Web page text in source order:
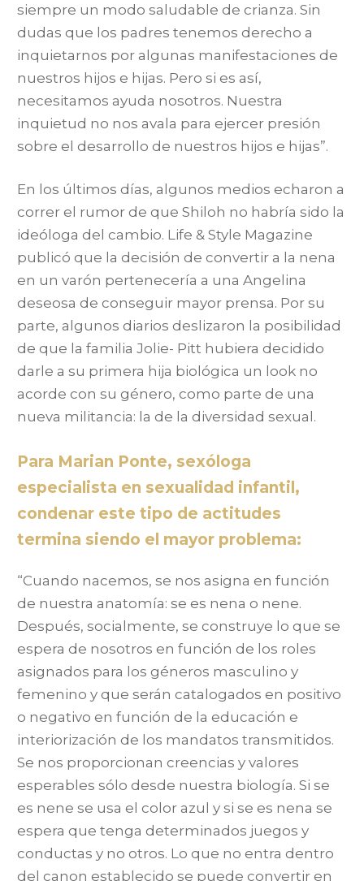
siempre un modo saludable de crianza. Sin
dudas que los padres tenemos derecho a
inquietarnos por algunas manifestaciones de
nuestros hijos e hijas. Pero si es así,
necesitamos ayuda nosotros. Nuestra
inquietud no nos avala para ejercer presión
sobre el desarrollo de nuestros hijos e hijas”.
En los últimos días, algunos medios echaron a
correr el rumor de que Shiloh no habría sido la
ideóloga del cambio. Life & Style Magazine
publicó que la decisión de convertir a la nena
en un varón pertenecería a una Angelina
deseosa de conseguir mayor prensa. Por su
parte, algunos diarios deslizaron la posibilidad
de que la familia Jolie- Pitt hubiera decidido
darle a su primera hija biológica un look no
acorde con su género, como parte de una
nueva militancia: la de la diversidad sexual.
Para Marian Ponte, sexóloga
especialista en sexualidad infantil,
condenar este tipo de actitudes
termina siendo el mayor problema:
“Cuando nacemos, se nos asigna en función
de nuestra anatomía: se es nena o nene.
Después, socialmente, se construye lo que se
espera de nosotros en función de los roles
asignados para los géneros masculino y
femenino y que serán catalogados en positivo
o negativo en función de la educación e
interiorización de los mandatos transmitidos.
Se nos proporcionan creencias y valores
esperables sólo desde nuestra biología. Si se
es nene se usa el color azul y si se es nena se
espera que tenga determinados juegos y
conductas y no otros. Lo que no entra dentro
del canon establecido se puede convertir en